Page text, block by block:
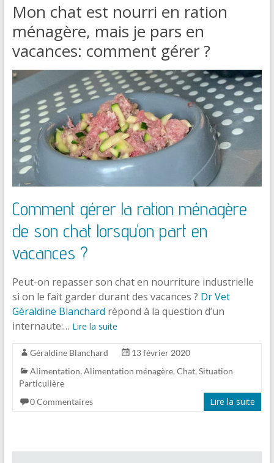
Mon chat est nourri en ration
ménagère, mais je pars en
vacances: comment gérer ?
Comment gérer la ration ménagère
de son chat lorsqu’on part en
vacances ?
Peut-on repasser son chat en nourriture industrielle
si on le fait garder durant des vacances ? Dr Vet
Géraldine Blanchard répond à la question d’un
internaute:… Lire la suite
Géraldine Blanchard
13 février 2020
Alimentation, Alimentation ménagère, Chat, Situation
Particulière
0 Commentaires
Lire la suite